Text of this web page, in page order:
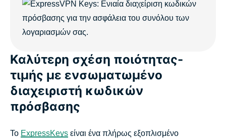
Καλύτερη σχέση ποιότητας-
τιμής με ενσωματωμένο
διαχειριστή κωδικών
πρόσβασης
Το ExpressKeys είναι ένα πλήρως εξοπλισμένο